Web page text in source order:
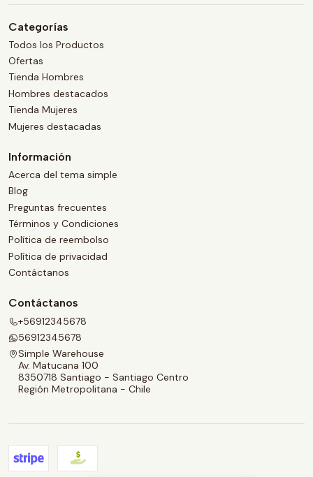
Categorías
Todos los Productos
Ofertas
Tienda Hombres
Hombres destacados
Tienda Mujeres
Mujeres destacadas
Información
Acerca del tema simple
Blog
Preguntas frecuentes
Términos y Condiciones
Política de reembolso
Política de privacidad
Contáctanos
Contáctanos
+56912345678
56912345678
Simple Warehouse
Av. Matucana 100
8350718 Santiago - Santiago Centro
Región Metropolitana - Chile